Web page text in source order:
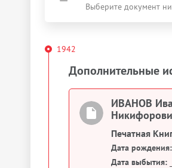
Выберите документ
1942
Дополнительные
ИВАНОВ
Печатная
Дата рождения:
Дата выбытия: